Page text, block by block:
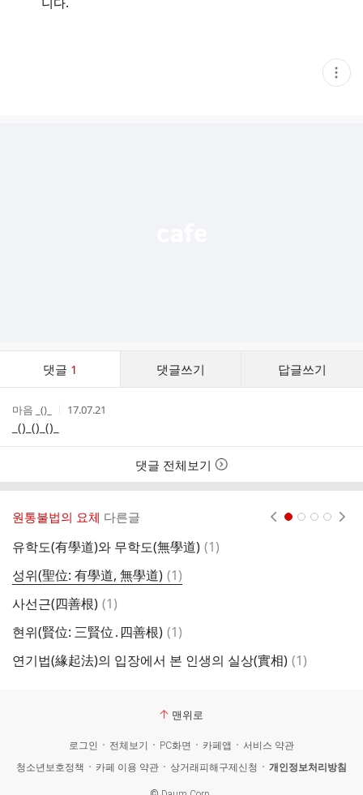
니다.
현
재
댓글 1 댓글쓰기 답글쓰기
스
작
성
자
마음 _()_
작
간
17.07.21
_()_()_()_
댓글 전체보기
원통불법의 요체 다른글
유학도(有學道)와 무학도(無學道) 댓
(1)
성위(聖位: 有學道, 無學道) 댓
글
(1)
사선근(四善根) 댓
(1)
현위(賢位: 三賢位․四善根) 댓
(1)
연기법(緣起法)의 입장에서 본 인생의 실상(實相) 댓
(1)
맨위로
로그인 전체보기 PC화면 카페앱
서비스 약관
청소년보호정책
카페 이용 약관 상거래피해구제신청 개인정보처리방침